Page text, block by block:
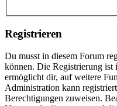
Registrieren
Du musst in diesem Forum
können. Die Registrierung
ermöglicht dir, auf weitere
Administration kann
Berechtigungen zuweisen.